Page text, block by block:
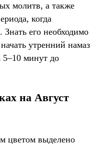
молитв, а также
когда
его необходимо
утренний намаз
5–10 минут до
на Август
цветом выделено